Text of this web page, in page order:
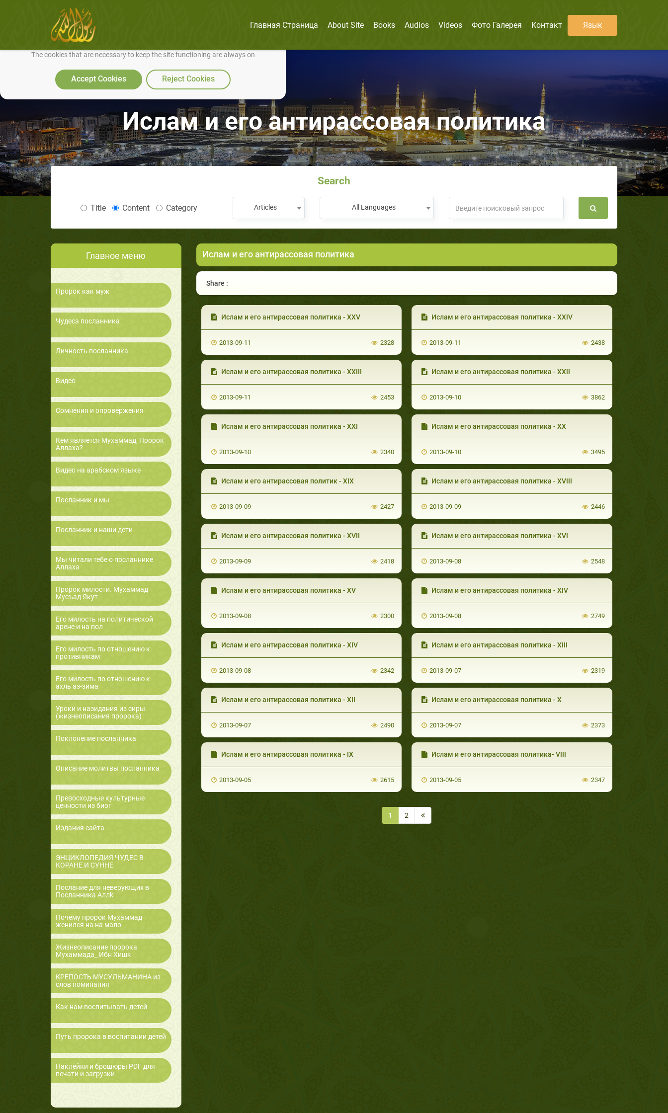
We use cookies to make our site work well for you and so we can continually improve it.
The cookies that are necessary to keep the site functioning are always on
Accept Cookies Reject Cookies
Главная Страница About Site Books Audios Videos Фото Галерея Контакт Язык
Ислам и его антирассовая политика
Search
Title Content Category Articles All Languages
Главное меню
Пророк как муж
Чудеса посланника
Личность посланника
Видео
Сомнения и опровержения
Кем является Мухаммад, Пророк
Аллаха?
Видео на арабском языке
Посланник и мы
Посланник и наши дети
Мы читали тебе о посланнике
Аллаха
Пророк милости. Мухаммад
Мусъад Якут
Его милость на политической
арене и на пол
Его милость по отношению к
противникам
Его милость по отношению к
ахль аз-зима
Уроки и назидания из сиры
(жизнеописания пророка)
Поклонение посланника
Описание молитвы посланника
Превосходные культурные
ценности из биог
Издания сайта
ЭНЦИКЛОПЕДИЯ ЧУДЕС В
КОРАНЕ И СУННЕ
Послание для неверующих в
Посланника Аллk
Почему пророк Мухаммад
женился на на мало
Жизнеописание пророка
Мухаммада_ Ибн Хишk
КРЕПОСТЬ МУСУЛЬМАНИНА из
слов поминания
Как нам воспитывать детей
Путь пророка в воспитании детей
Наклейки и брошюры PDF для
печати и загрузки
Ислам и его антирассовая политика
Share :
Ислам и его антирассовая политика - XXV
2013-09-11 2328
Ислам и его антирассовая политика - XXIV
2013-09-11 2438
Ислам и его антирассовая политика - XXIII
2013-09-11 2453
Ислам и его антирассовая политика - XXII
2013-09-10 3862
Ислам и его антирассовая политика - XXI
2013-09-10 2340
Ислам и его антирассовая политика - XX
2013-09-10 3495
Ислам и его антирассовая политик - XIX
2013-09-09 2427
Ислам и его антирассовая политика - XVIII
2013-09-09 2446
Ислам и его антирассовая политика - XVII
2013-09-09 2418
Ислам и его антирассовая политика - XVI
2013-09-08 2548
Ислам и его антирассовая политика - XV
2013-09-08 2300
Ислам и его антирассовая политика - XIV
2013-09-08 2749
Ислам и его антирассовая политика - XIV
2013-09-08 2342
Ислам и его антирассовая политика - XIII
2013-09-07 2319
Ислам и его антирассовая политика - XII
2013-09-07 2490
Ислам и его антирассовая политика - X
2013-09-07 2373
Ислам и его антирассовая политика - IX
2013-09-05 2615
Ислам и его антирассовая политика- VIII
2013-09-05 2347
1 2